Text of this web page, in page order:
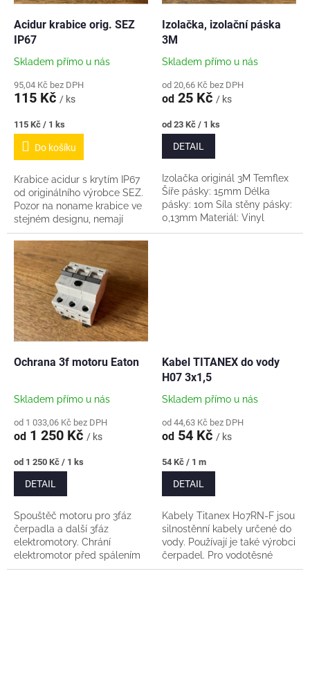
Acidur krabice orig. SEZ
IP67
Skladem přímo u nás
95,04 Kč bez DPH
115 Kč / ks
Měrná
cena:
115 Kč / 1 ks
Do košíku
Krabice acidur s krytím IP67
od originálního výrobce SEZ.
Pozor na noname krabice ve
stejném designu, nemají
kvalitu. Plast je obvykle
křehký, praská.
Izolačka, izolační páska
3M
Skladem přímo u nás
od 20,66 Kč bez DPH
od 25 Kč / ks
Měrná
cena:
od 23 Kč / 1 ks
DETAIL
Izolačka originál 3M Temflex
Šíře pásky: 15mm Délka
pásky: 10m Síla stěny pásky:
0,13mm Materiál: Vinyl
Ochrana 3f motoru Eaton
Skladem přímo u nás
od 1 033,06 Kč bez DPH
od 1 250 Kč / ks
Měrná
cena:
od 1 250 Kč / 1 ks
DETAIL
Spouštěč motoru pro 3fáz
čerpadla a další 3fáz
elektromotory. Chrání
elektromotor před spálením
při přetížení a při výpadku
Kabel TITANEX do vody
H07 3x1,5
Skladem přímo u nás
od 44,63 Kč bez DPH
od 54 Kč / ks
Měrná
cena:
54 Kč / 1 m
DETAIL
Kabely Titanex H07RN-F jsou
silnostěnní kabely určené do
vody. Používají je také výrobci
čerpadel. Pro vodotěsné
nastavení se do hloubky